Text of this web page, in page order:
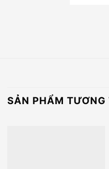
SẢN PHẨM TƯƠNG